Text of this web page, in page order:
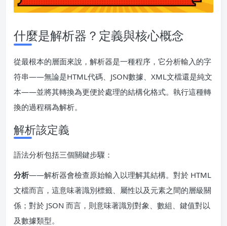
什麼是解析器？定義與核心概念
從最根本的層面來說，解析器是一種程序，它分析輸入的字
符串——無論是HTML代碼、JSON數據、XML文檔還是純文
本——並將其轉換為更便於處理的結構化格式。執行這種轉
換的過程稱為解析。
解析該定義
語法分析包括三個關鍵步驟：
分析——解析器會檢查原始輸入以理解其結構。對於 HTML
文檔而言，這意味著識別標籤、屬性以及元素之間的層級關
係；對於 JSON 而言，則意味著識別對象、數組、鍵值對以
及數據類型。